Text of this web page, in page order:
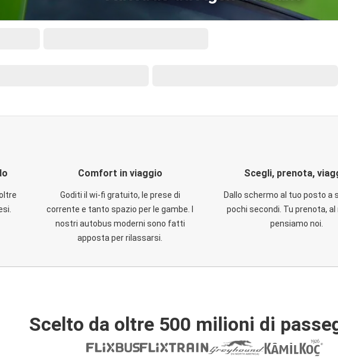
Comfort in viaggio
Goditi il wi-fi gratuito, le prese di
corrente e tanto spazio per le gambe. I
nostri autobus moderni sono fatti
apposta per rilassarsi.
Scegli, prenota,
Dallo schermo al tuo posto a
pochi secondi. Tu prenota,
pensiamo noi.
Scelto da oltre 500 milioni di